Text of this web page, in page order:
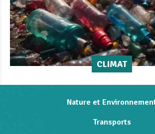
CLIMAT
Nature et
Transports